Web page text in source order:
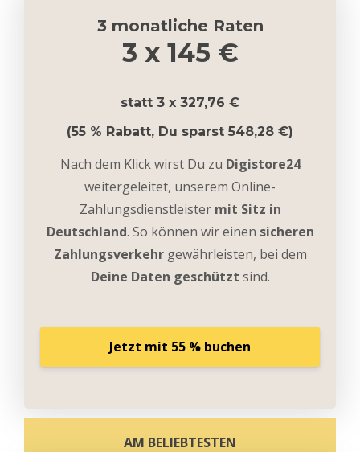
3 monatliche Raten
3 x 145 €
statt 3 x 327,76 €
(55 % Rabatt, Du sparst 548,28 €)
Nach dem Klick wirst Du zu Digistore24
weitergeleitet, unserem Online-
Zahlungsdienstleister mit Sitz in
Deutschland. So können wir einen sicheren
Zahlungsverkehrgewährleisten, bei dem
Deine Daten geschützt sind.
Jetzt mit 55 % buchen
AM BELIEBTESTEN